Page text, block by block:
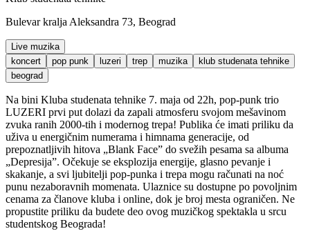
Bulevar kralja Aleksandra 73, Beograd
Live muzika
koncert
pop punk luzeri trep muzika
klub studenata tehnike
beograd
Na bini Kluba studenata tehnike 7. maja od 22h, pop-punk trio
LUZERI prvi put dolazi da zapali atmosferu svojom mešavinom
zvuka ranih 2000-tih i modernog trepa! Publika će imati priliku da
uživa u energičnim numerama i himnama generacije, od
prepoznatljivih hitova „Blank Face” do svežih pesama sa albuma
„Depresija”. Očekuje se eksplozija energije, glasno pevanje i
skakanje, a svi ljubitelji pop-punka i trepa mogu računati na noć
punu nezaboravnih momenata. Ulaznice su dostupne po povoljnim
cenama za članove kluba i online, dok je broj mesta ograničen. Ne
propustite priliku da budete deo ovog muzičkog spektakla u srcu
studentskog Beograda!